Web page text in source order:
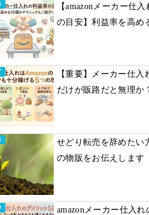
【amazonメーカー仕
の目安】利益率を高め
【重要】メーカー仕入
だけが販路だと無理か
せどり転売を辞めたい
の物販をお伝えします
amazonメーカー仕入れ